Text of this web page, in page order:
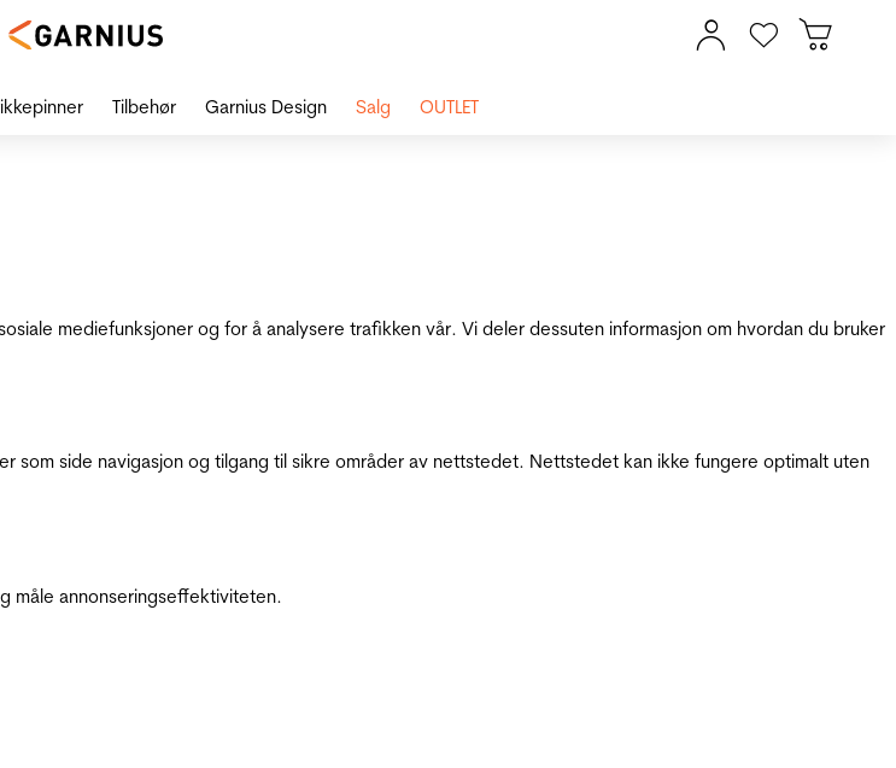
mediefunksjoner og for å analysere trafikken vår. Vi deler dessuten informasjon om hvordan du bruker
side navigasjon og tilgang til sikre områder av nettstedet. Nettstedet kan ikke fungere optimalt uten
måle annonseringseffektiviteten.
Tilbehør Garnius Design Salg OUTLET